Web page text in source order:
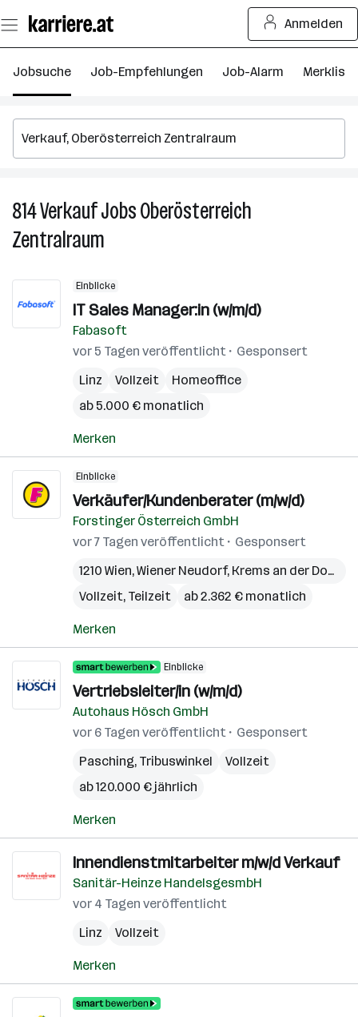
Seiteninhalt
springen
Anmelden
Jobsuche Job-Empfehlungen Job-Alarm Merkliste
814VerkaufJobsOberösterreich
Zentralraum
Einblicke
IT Sales Manager:in (w/m/d)
Fabasoft
vor 5 Tagen veröffentlicht
Gesponsert
Linz
Vollzeit
Homeoffice
ab 5.000 € monatlich
Merken
Einblicke
Verkäufer/Kundenberater (m/w/d)
Forstinger Österreich GmbH
vor 7 Tagen veröffentlicht
Gesponsert
1210 Wien,Wiener Neudorf, Krems an der Donau
Vollzeit, Teilzeit
ab 2.362 € monatlich
Merken
Einblicke
Vertriebsleiter/in (w/m/d)
Autohaus Hösch GmbH
vor 6 Tagen veröffentlicht
Gesponsert
Pasching, Tribuswinkel
Vollzeit
ab 120.000 € jährlich
Merken
Innendienstmitarbeiter m/w/d Verkauf
Sanitär-Heinze HandelsgesmbH
vor 4 Tagen veröffentlicht
Linz
Vollzeit
Merken